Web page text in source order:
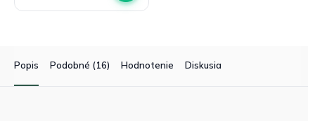
Popis Podobné (16) Hodnotenie Diskusia